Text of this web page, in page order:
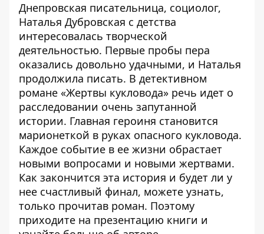
Днепровская писательница, социолог,
Наталья Дубровская с детства
интересовалась творческой
деятельностью. Первые пробы пера
оказались довольно удачными, и Наталья
продолжила писать. В детективном
романе «Жертвы кукловода» речь идет о
расследовании очень запутанной
истории. Главная героиня становится
марионеткой в руках опасного кукловода.
Каждое событие в ее жизни обрастает
новыми вопросами и новыми жертвами.
Как закончится эта история и будет ли у
нее счастливый финал, можете узнать,
только прочитав роман. Поэтому
приходите на презентацию книги и